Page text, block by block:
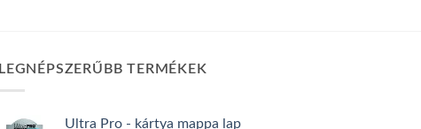
LEGNÉPSZERŰBB TERMÉKEK
Ultra Pro - kártya mappa lap